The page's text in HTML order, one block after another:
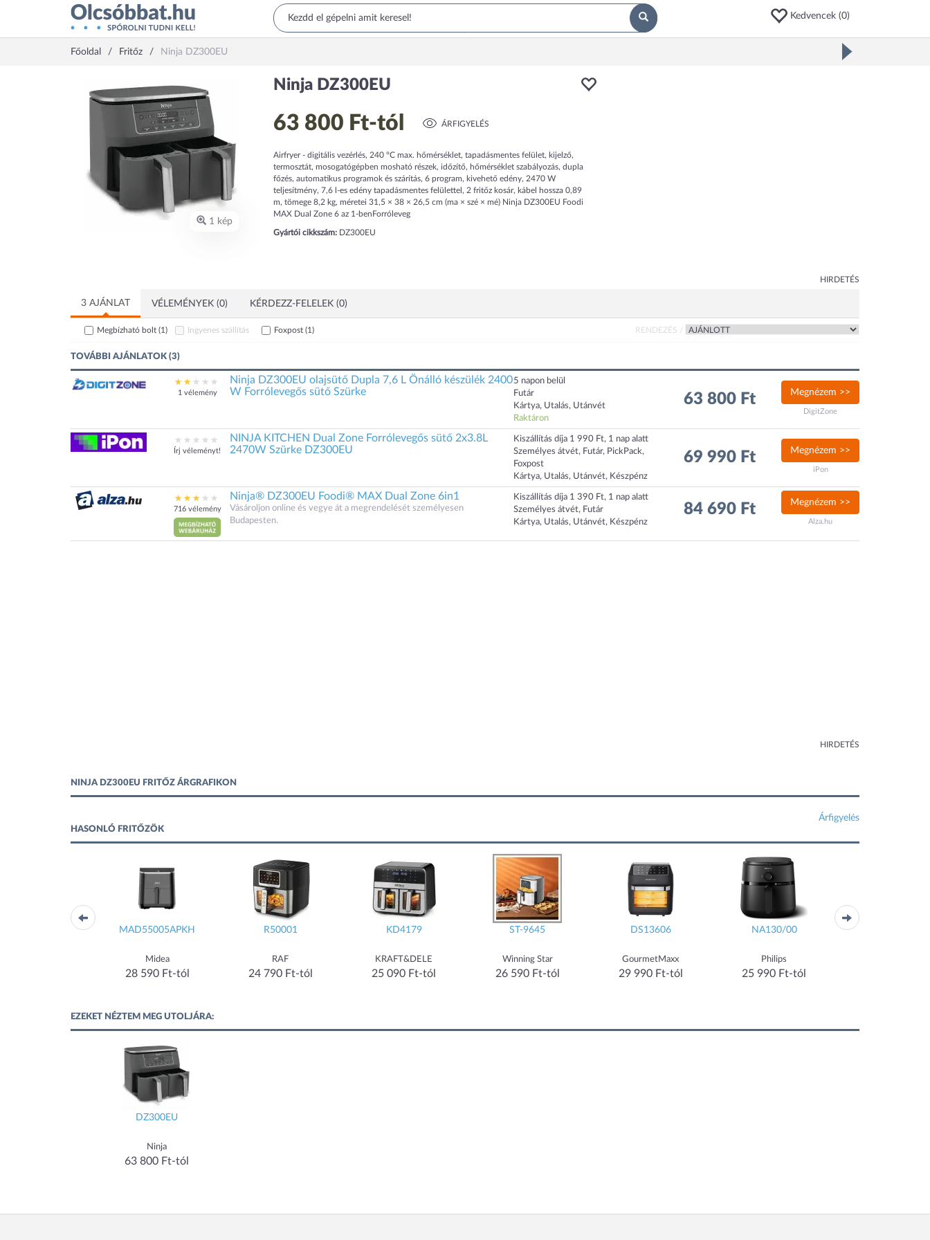
Kedvencek (0)
Főoldal Fritőz Ninja DZ300EU
1 kép
Ninja DZ300EU
63 800 Ft-tól ÁRFIGYELÉS
Airfryer - digitális vezérlés, 240 °C max. hőmérséklet, tapadásmentes felület, kijelző,
termosztát, mosogatógépben mosható részek, időzítő, hőmérséklet szabályozás, dupla
főzés, automatikus programok és szárítás, 6 program, kivehető edény, 2470 W
teljesítmény, 7,6 l-es edény tapadásmentes felülettel, 2 fritőz kosár, kábel hossza 0,89
m, tömege 8,2 kg, méretei 31,5 × 38 × 26,5 cm (ma × szé × mé) Ninja DZ300EU Foodi
MAX Dual Zone 6 az 1-benForróleveg
Gyártói cikkszám:DZ300EU
HIRDETÉS
3 AJÁNLAT VÉLEMÉNYEK (0) KÉRDEZZ-FELELEK (0)
Megbízható bolt (1) Ingyenes szállítás Foxpost (1) RENDEZÉS /
TOVÁBBI AJÁNLATOK (3)
1 vélemény
Ninja DZ300EU olajsütő Dupla 7,6 L Önálló készülék 2400
W Forrólevegős sütő Szürke
5 napon belül
Futár
Kártya, Utalás, Utánvét
Raktáron
63 800 Ft Megnézem >>
DigitZone
Írj véleményt!
NINJA KITCHEN Dual Zone Forrólevegős sütő 2x3.8L
2470W Szürke DZ300EU
Kiszállítás díja 1 990 Ft, 1 nap alatt
Személyes átvét, Futár, PickPack,
Foxpost
Kártya, Utalás, Utánvét, Készpénz
69 990 Ft Megnézem >>
iPon
716 vélemény
Ninja® DZ300EU Foodi® MAX Dual Zone 6in1
Vásároljon online és vegye át a megrendelését személyesen
Budapesten.
Kiszállítás díja 1 390 Ft, 1 nap alatt
Személyes átvét, Futár
Kártya, Utalás, Utánvét, Készpénz
84 690 Ft Megnézem >>
Alza.hu
HIRDETÉS
NINJA DZ300EU FRITŐZ ÁRGRAFIKON
Árfigyelés
HASONLÓ FRITŐZÖK
MAD55005APKH
Midea
28 590 Ft-tól
R50001
RAF
24 790 Ft-tól
KD4179
KRAFT&DELE
25 090 Ft-tól
ST-9645
Winning Star
26 590 Ft-tól
DS13606
GourmetMaxx
29 990 Ft-tól
NA130/00
Philips
25 990 Ft-tól
EZEKET NÉZTEM MEG UTOLJÁRA:
DZ300EU
Ninja
63 800 Ft-tól